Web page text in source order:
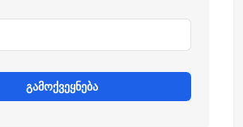
გამოქვეყნება